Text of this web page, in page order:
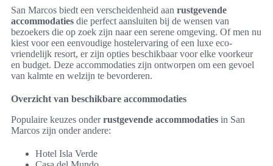
San Marcos biedt een verscheidenheid aan rustgevende
accommodaties die perfect aansluiten bij de wensen van
bezoekers die op zoek zijn naar een serene omgeving. Of men nu
kiest voor een eenvoudige hostelervaring of een luxe eco-
vriendelijk resort, er zijn opties beschikbaar voor elke voorkeur
en budget. Deze accommodaties zijn ontworpen om een gevoel
van kalmte en welzijn te bevorderen.
Overzicht van beschikbare accommodaties
Populaire keuzes onderrustgevende accommodaties in San
Marcos zijn onder andere:
Hotel Isla Verde